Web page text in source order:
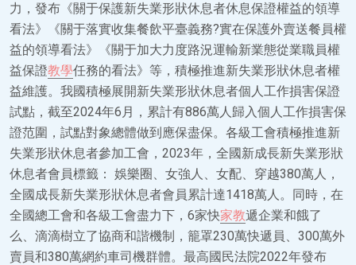
力，發布《關于保護新失業形狀休息者休息保證權益的領導
看法》《關于落實收集餐飲平臺義務?實在保護外賣送餐員權
益的領導看法》《關于加大力度路況運輸新業態從業職員權
益保證教學任務的看法》等，積極推進新失業形狀休息者權
益維護。我國積極展開新失業形狀休息者個人工作損害保證
試點，截至2024年6月，累計有886萬人歸入個人工作損害保
證范圍，試點對象總體做到應保盡保。各級工會積極推進新
失業形狀休息者參加工會，2023年，全國新成長新失業形狀
休息者會員標籤： 娛樂圈、女強人、女配、穿越380萬人，
全國成長新失業形狀休息者會員累計達1418萬人。同時，在
全國總工會和各級工會盡力下，6家快家教遞企業和餓了
么、滴滴樹立了協商和諧機制，籠罩230萬快遞員、300萬外
賣員和380萬網約車司機群體。最高國民法院2022年發布